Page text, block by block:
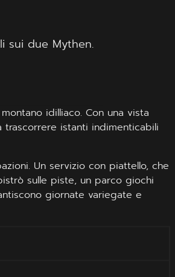
sui due Mythen.
idilliaco. Con una vista
trascorrere istanti indimenticabili
Un servizio con piattello, che
sulle piste, un parco giochi
giornate variegate e